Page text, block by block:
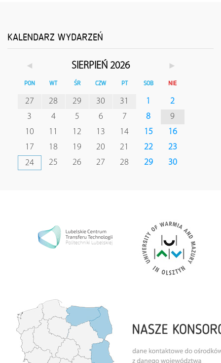
KALENDARZ WYDARZEŃ
◄ SIERPIEŃ 2026 ►
PON WT ŚR CZW PT SOB NIE
27 28 29 30 31 1
2
3
4 5 6 7 8
9
10
11 12 13 14 15
16
17
18 19 20 21 22
23
24
25 26 27 28 29 30